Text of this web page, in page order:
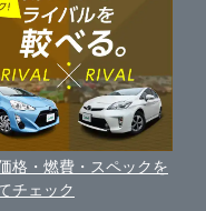
格・燃費・スペックを
チェック